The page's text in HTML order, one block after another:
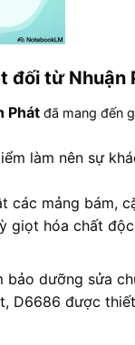
đối từ Nhuận
Phát đã mang đến
làm nên sự
các mảng bám,
giọt hóa chất
bảo dưỡng sửa
D6686 được